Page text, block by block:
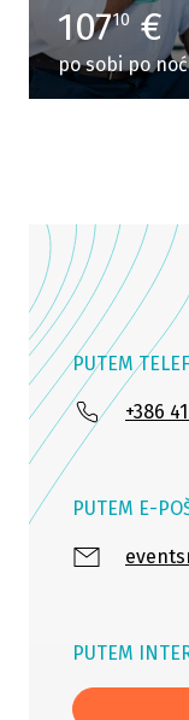
10710€
po sobi po
PUTEM
+386
PUTEM E-
PUTEM